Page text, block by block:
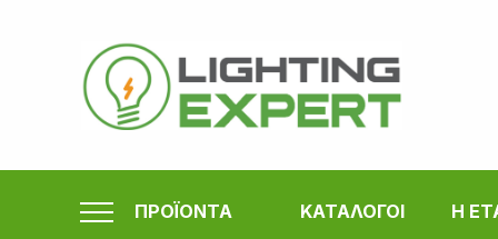
περιεχόμενο
ΠΡΟΪΟΝΤΑ ΚΑΤΑΛΟΓΟΙ Η